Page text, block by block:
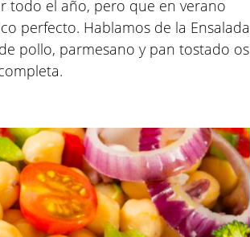
todo el año, pero que en verano
perfecto. Hablamos de la Ensalada
pollo, parmesano y pan tostado os